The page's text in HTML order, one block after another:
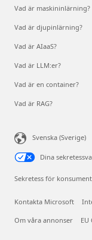
Vad är maskininlärning?
Vad är djupinlärning?
Vad är AIaaS?
Vad är LLM:er?
Vad är en container?
Vad är RAG?
Svenska (Sverige)
Dina
Sekretess för
Kontakta Microsoft
Om våra annonser EU